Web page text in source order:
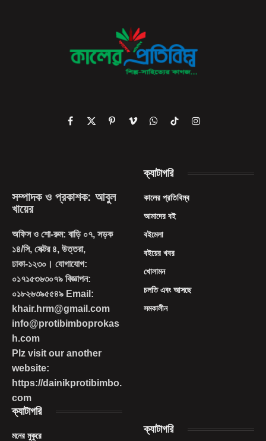
Facebook
X
PinterestVimeoWhatsAppTikTokInstagram
সম্পাদক ও প্রকাশক: আবুল
খায়ের
অফিস ও শো-রুম: বাড়ি ০৭, সড়ক
১৪/সি, সেক্টর ৪, উত্তরা,
ঢাকা-১২৩০। যোগাযোগ:
০১৭১৫৩৬৩০৭৯ বিজ্ঞাপন:
০১৮২৬৩৯৫৫৪৯ Email:
khair.hrm@gmail.com
info@protibimboprokas
h.com
Plz visit our another
website:
https://dainikprotibimbo.
com
ক্যাটাগরি
কালের প্রতিবিম্ব
আমাদের বই
বইমেলা
বইয়ের খবর
খোলামন
চলতি এবং আসছে
সমকালীন
ক্যাটাগরি
মনের মুকুরে
ক্যাটাগরি